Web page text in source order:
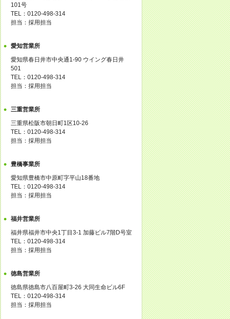
101号
TEL：0120-498-314
担当：採用担当
愛知営業所
愛知県春日井市中央通1-90 ウイング春日井
501
TEL：0120-498-314
担当：採用担当
三重営業所
三重県松阪市朝日町1区10-26
TEL：0120-498-314
担当：採用担当
豊橋事業所
愛知県豊橋市中原町字平山18番地
TEL：0120-498-314
担当：採用担当
福井営業所
福井県福井市中央1丁目3-1 加藤ビル7階D号室
TEL：0120-498-314
担当：採用担当
徳島営業所
徳島県徳島市八百屋町3-26 大同生命ビル6F
TEL：0120-498-314
担当：採用担当